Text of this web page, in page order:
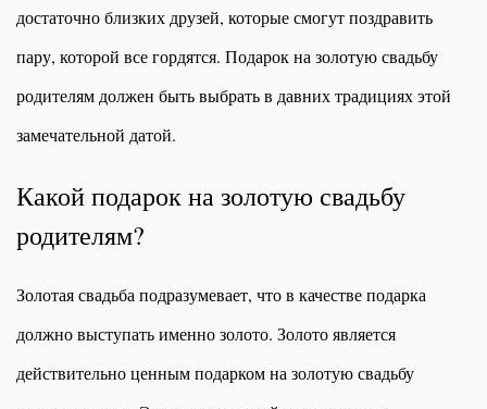
достаточно близких друзей, которые смогут поздравить
пару, которой все гордятся. Подарок на золотую свадьбу
родителям должен быть выбрать в давних традициях этой
замечательной датой.
Какой подарок на золотую свадьбу
родителям?
Золотая свадьба подразумевает, что в качестве подарка
должно выступать именно золото. Золото является
действительно ценным подарком на золотую свадьбу